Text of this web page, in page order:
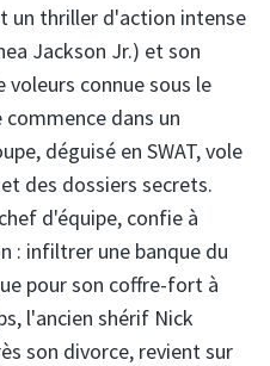
un thriller d'action intense
Jackson Jr.) et son
connue sous le
dans un
déguisé en SWAT, vole
des dossiers secrets.
d'équipe, confie à
: infiltrer une banque du
pour son coffre-fort à
l'ancien shérif Nick
son divorce, revient sur